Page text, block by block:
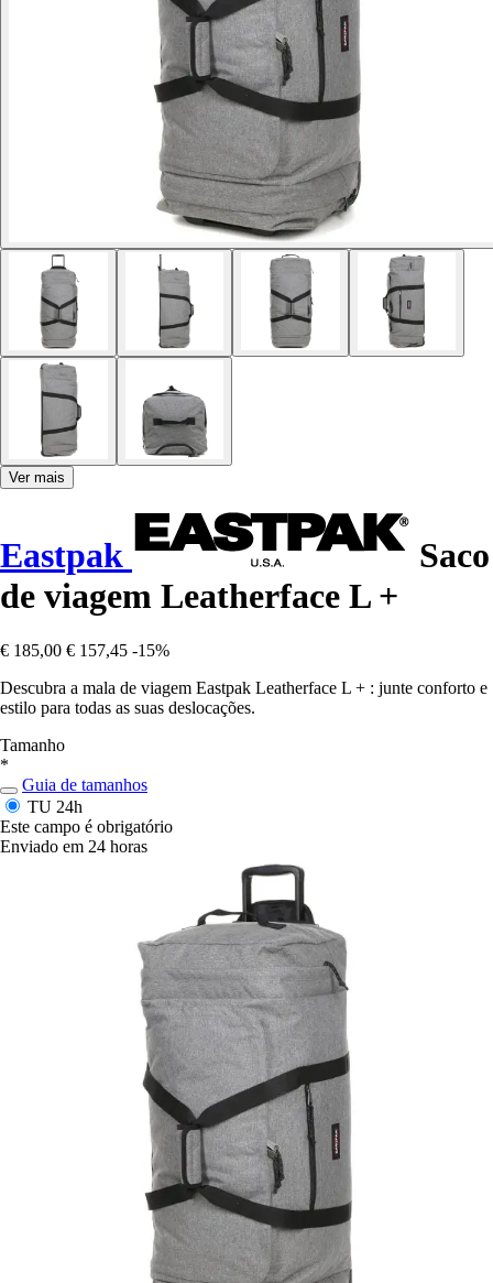
Ver mais
Eastpak
Saco
de viagem Leatherface L +
€ 185,00 € 157,45 -15%
Descubra a mala de viagem Eastpak Leatherface L + : junte conforto e
estilo para todas as suas deslocações.
Tamanho
*
Guia de tamanhos
TU 24h
Este campo é obrigatório
Enviado em 24 horas